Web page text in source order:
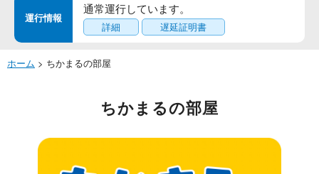
運行情報
通常運行しています。
詳細 遅延証明書
ホーム > ちかまるの部屋
ちかまるの部屋